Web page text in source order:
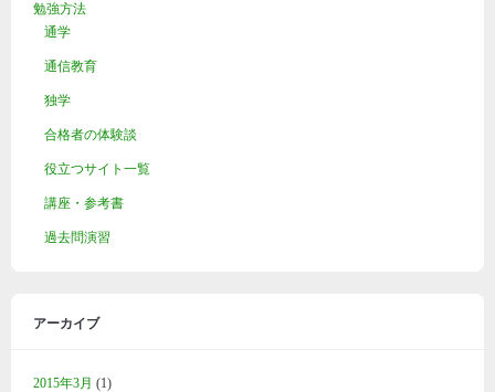
勉強方法
通学
通信教育
独学
合格者の体験談
役立つサイト一覧
講座・参考書
過去問演習
アーカイブ
2015年3月 (1)